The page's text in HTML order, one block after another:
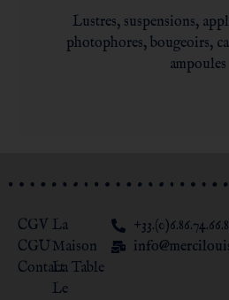
Lustres, suspensions,
photophores, bougeoirs,
ampoules
CGV
CGU
Contact
La
Maison
La Table
Le